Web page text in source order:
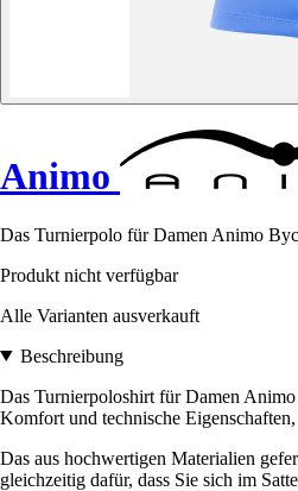
Animo
Das Turnierpolo für Damen Animo
Produkt nicht verfügbar
Alle Varianten ausverkauft
Beschreibung
Das Turnierpoloshirt für Damen
Komfort und technische
Das aus hochwertigen Materialien
gleichzeitig dafür, dass Sie sich im